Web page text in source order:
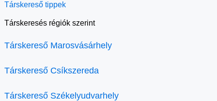
Társkereső tippek
Társkeresés régiók szerint
Társkereső Marosvásárhely
Társkereső Csíkszereda
Társkereső Székelyudvarhely